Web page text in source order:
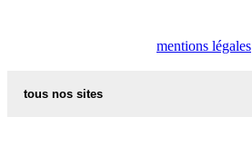
mentions légales
tous nos sites